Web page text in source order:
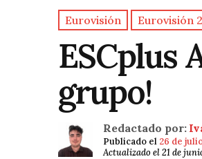
Eurovisión Eurovisión
ESCplus
grupo!
Redactado por:
Publicado el 26 de
Actualizado el 21 de